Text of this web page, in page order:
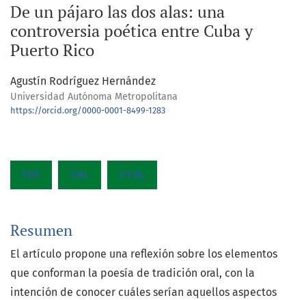
De un pájaro las dos alas: una
controversia poética entre Cuba y
Puerto Rico
Agustín Rodríguez Hernández
Universidad Autónoma Metropolitana
https://orcid.org/0000-0001-8499-1283
PDF XML HTML
Resumen
El artículo propone una reflexión sobre los elementos
que conforman la poesía de tradición oral, con la
intención de conocer cuáles serían aquellos aspectos